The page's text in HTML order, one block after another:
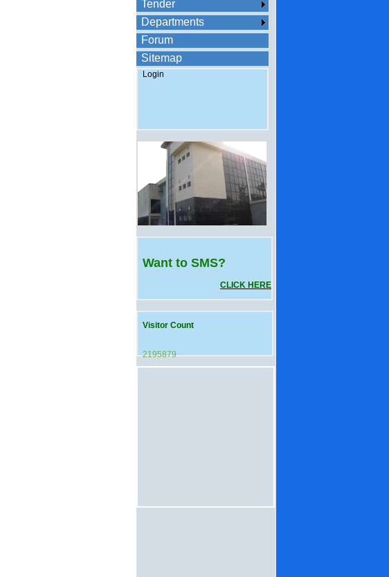
Tender
Departments
Forum
Sitemap
Login
Want to SMS?
CLICK HERE
Visitor Count
2195879